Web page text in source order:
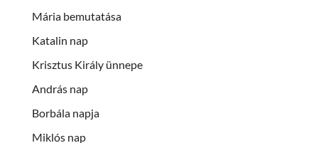
Mária bemutatása
Katalin nap
Krisztus Király ünnepe
András nap
Borbála napja
Miklós nap